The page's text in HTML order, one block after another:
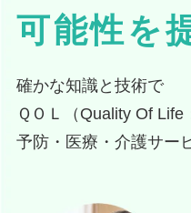
可能性を
確かな知識と技術で
ＱＯＬ（Quality Of
予防・医療・介護サー